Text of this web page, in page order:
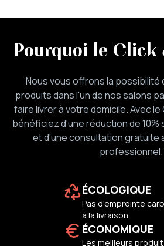
Pourquoi le
Nous vous offrons la
produits dans l'un de nos salons
faire livrer à votre domicile. Avec
bénéficiez d'une réduction de 10%
et d'une consultation gratuite
professionnel.
ÉCOLOGIQUE
Pas d'empreinte
à la livraison
ÉCONOMIQUE
Les meilleurs